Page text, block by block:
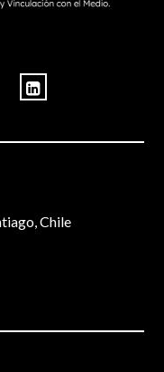
Chile